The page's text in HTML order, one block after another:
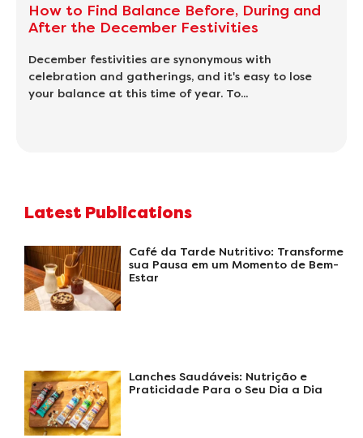
How to Find Balance Before, During and
After the December Festivities
December festivities are synonymous with
celebration and gatherings, and it's easy to lose
your balance at this time of year. To...
Latest Publications
Café da Tarde Nutritivo: Transforme
sua Pausa em um Momento de Bem-
Estar
Lanches Saudáveis: Nutrição e
Praticidade Para o Seu Dia a Dia